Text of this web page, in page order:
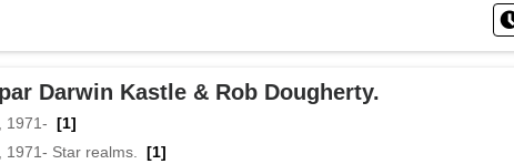
Darwin Kastle & Rob Dougherty.
1971- [1]
1971- Star realms.
[1]